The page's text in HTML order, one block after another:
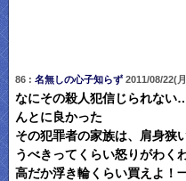
86 : 名無しの心子知らず2011/08/22(
なにその殺人犯信じられない
んとに良かった
その犯罪者の家族は、肩身狭
うべきってくらい怒りがわく
高だか浮き輪くらい買えよ！